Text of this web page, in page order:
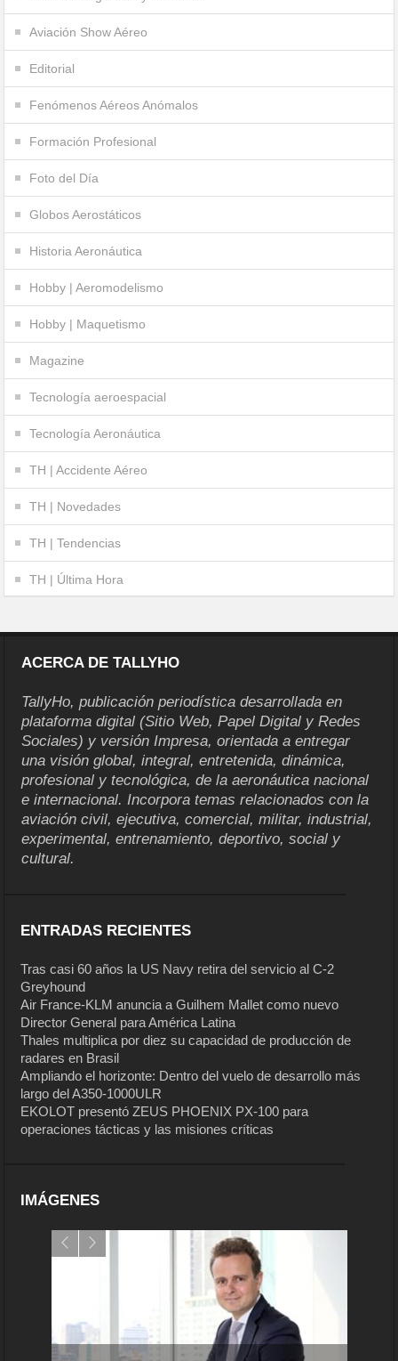
Aviación Show Aéreo
Editorial
Fenómenos Aéreos Anómalos
Formación Profesional
Foto del Día
Globos Aerostáticos
Historia Aeronáutica
Hobby | Aeromodelismo
Hobby | Maquetismo
Magazine
Tecnología aeroespacial
Tecnología Aeronáutica
TH | Accidente Aéreo
TH | Novedades
TH | Tendencias
TH | Última Hora
ACERCA DE TALLYHO
TallyHo, publicación periodística desarrollada en
plataforma digital (Sitio Web, Papel Digital y Redes
Sociales) y versión Impresa, orientada a entregar
una visión global, integral, entretenida, dinámica,
profesional y tecnológica, de la aeronáutica nacional
e internacional. Incorpora temas relacionados con la
aviación civil, ejecutiva, comercial, militar, industrial,
experimental, entrenamiento, deportivo, social y
cultural.
ENTRADAS RECIENTES
Tras casi 60 años la US Navy retira del servicio al C-2
Greyhound
Air France-KLM anuncia a Guilhem Mallet como nuevo
Director General para América Latina
Thales multiplica por diez su capacidad de producción de
radares en Brasil
Ampliando el horizonte: Dentro del vuelo de desarrollo más
largo del A350-1000ULR
EKOLOT presentó ZEUS PHOENIX PX-100 para
operaciones tácticas y las misiones críticas
IMÁGENES